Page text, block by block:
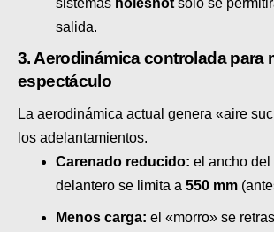
sistemas holeshotsolo se
salida.
3. Aerodinámica controlada para
espectáculo
La aerodinámica actual genera «aire
los adelantamientos.
Carenado reducido: el ancho del
delantero se limita a 550 mm
Menos carga: el «morro» se